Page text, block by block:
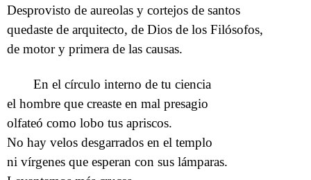
Desprovisto de aureolas y cortejos de santos
quedaste de arquitecto, de Dios de los Filósofos,
de motor y primera de las causas.
En el círculo interno de tu ciencia
el hombre que creaste en mal presagio
olfateó como lobo tus apriscos.
No hay velos desgarrados en el templo
ni vírgenes que esperan con sus lámparas.